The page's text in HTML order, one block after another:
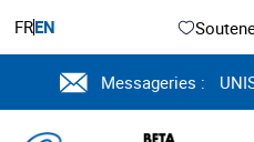
FREN
Messageries :